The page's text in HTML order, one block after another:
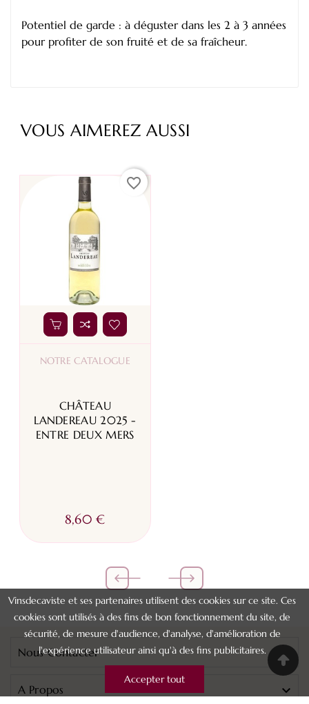
Vinsdecaviste et ses partenaires utilisent des cookies sur ce site. Ces
cookies sont utilisés à des fins de bon fonctionnement du site, de
sécurité, de mesure d'audience, d'analyse, d'amélioration de
l'expérience utilisateur ainsi qu'à des fins publicitaires.
Accepter tout
Potentiel de garde : à déguster dans les 2 à 3 années
pour profiter de son fruité et de sa fraîcheur.
VOUS AIMEREZ AUSSI
NOTRE CATALOGUE
CHÂTEAU
LANDEREAU 2025 -
ENTRE DEUX MERS
8,60 €
favorite_border
Nous Contacter 
A Propos 